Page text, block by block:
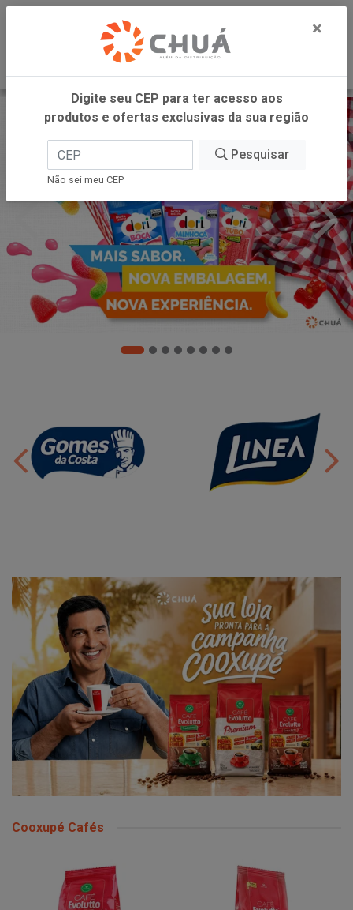
Cooxupé Cafés
×
Digite seu CEP para ter acesso aos
produtos e ofertas exclusivas da sua região
Pesquisar
Não sei meu CEP